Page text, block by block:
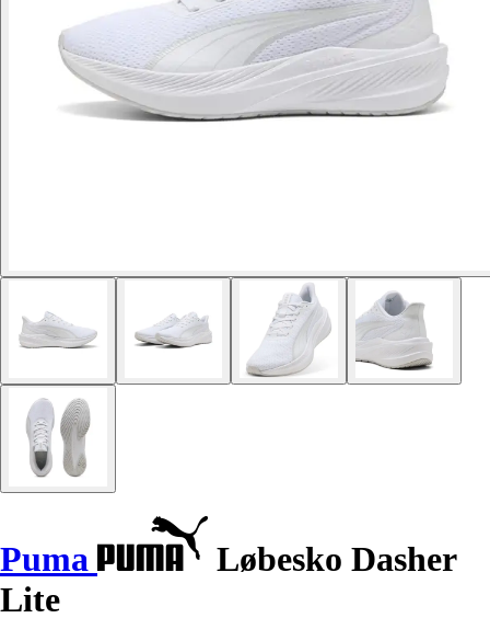
Puma
Løbesko Dasher
Lite